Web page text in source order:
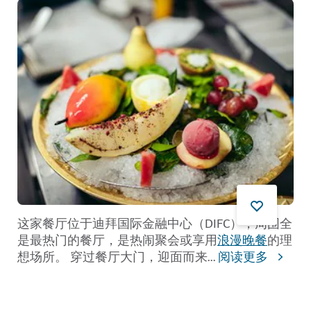
这家餐厅位于迪拜国际金融中心（DIFC），周围全
是最热门的餐厅，是热闹聚会或享用浪漫晚餐的理
想场所。 穿过餐厅大门，迎面而来...阅读更多